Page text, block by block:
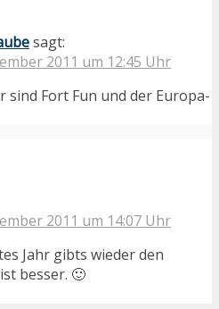
sagt:
2011 um 12:45 Uhr
sind Fort Fun und der Europa-
2011 um 14:07 Uhr
Jahr gibts wieder den
besser. 🙂